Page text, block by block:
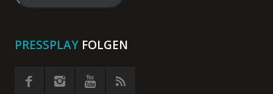
eingeben
PRESSPLAY FOLGEN